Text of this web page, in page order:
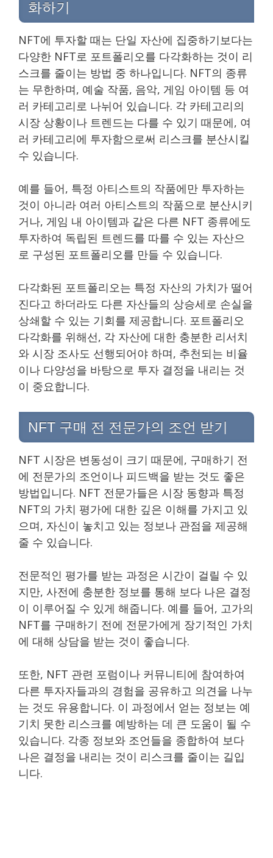
화하기
NFT에 투자할 때는 단일 자산에 집중하기보다는
다양한 NFT로 포트폴리오를 다각화하는 것이 리
스크를 줄이는 방법 중 하나입니다. NFT의 종류
는 무한하며, 예술 작품, 음악, 게임 아이템 등 여
러 카테고리로 나뉘어 있습니다. 각 카테고리의
시장 상황이나 트렌드는 다를 수 있기 때문에, 여
러 카테고리에 투자함으로써 리스크를 분산시킬
수 있습니다.
예를 들어, 특정 아티스트의 작품에만 투자하는
것이 아니라 여러 아티스트의 작품으로 분산시키
거나, 게임 내 아이템과 같은 다른 NFT 종류에도
투자하여 독립된 트렌드를 따를 수 있는 자산으
로 구성된 포트폴리오를 만들 수 있습니다.
다각화된 포트폴리오는 특정 자산의 가치가 떨어
진다고 하더라도 다른 자산들의 상승세로 손실을
상쇄할 수 있는 기회를 제공합니다. 포트폴리오
다각화를 위해선, 각 자산에 대한 충분한 리서치
와 시장 조사도 선행되어야 하며, 추천되는 비율
이나 다양성을 바탕으로 투자 결정을 내리는 것
이 중요합니다.
NFT 구매 전 전문가의 조언 받기
NFT 시장은 변동성이 크기 때문에, 구매하기 전
에 전문가의 조언이나 피드백을 받는 것도 좋은
방법입니다. NFT 전문가들은 시장 동향과 특정
NFT의 가치 평가에 대한 깊은 이해를 가지고 있
으며, 자신이 놓치고 있는 정보나 관점을 제공해
줄 수 있습니다.
전문적인 평가를 받는 과정은 시간이 걸릴 수 있
지만, 사전에 충분한 정보를 통해 보다 나은 결정
이 이루어질 수 있게 해줍니다. 예를 들어, 고가의
NFT를 구매하기 전에 전문가에게 장기적인 가치
에 대해 상담을 받는 것이 좋습니다.
또한, NFT 관련 포럼이나 커뮤니티에 참여하여
다른 투자자들과의 경험을 공유하고 의견을 나누
는 것도 유용합니다. 이 과정에서 얻는 정보는 예
기치 못한 리스크를 예방하는 데 큰 도움이 될 수
있습니다. 각종 정보와 조언들을 종합하여 보다
나은 결정을 내리는 것이 리스크를 줄이는 길입
니다.